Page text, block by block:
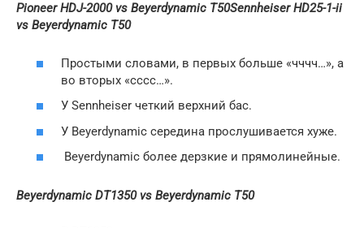
Pioneer HDJ-2000 vs Beyerdynamic T50Sennheiser HD25-1-ii
vs Beyerdynamic T50
Простыми словами, в первых больше «чччч…», а
во вторых «сссс…».
У Sennheiser четкий верхний бас.
У Beyerdynamic середина прослушивается хуже.
Beyerdynamic более дерзкие и прямолинейные.
Beyerdynamic DT1350 vs Beyerdynamic T50